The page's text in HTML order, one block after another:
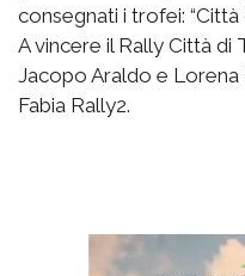
consegnati i trofei: “Città
A vincere il Rally Città di
Jacopo Araldo e
Fabia Rally2.